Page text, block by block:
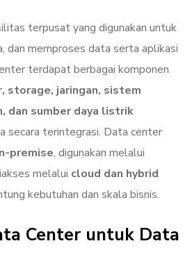
terpusat yang digunakan untuk
dan memproses data serta aplikasi
terdapat berbagai komponen
storage, jaringan, sistem
dan sumber daya listrik
secara terintegrasi. Data center
premise, digunakan melalui
melalui cloud dan hybrid
kebutuhan dan skala bisnis.
Center untuk Data